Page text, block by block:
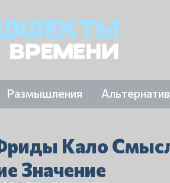
Размышления
Кало
Значение